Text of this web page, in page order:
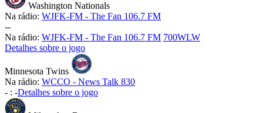
Washington Nationals
Na rádio: WJFK-FM - The Fan 106.7 FM
--
Na rádio: WJFK-FM - The Fan 106.7 FM 700WLW
Detalhes sobre o jogo
Minnesota Twins
Na rádio: WCCO - News Talk 830
- : -Detalhes sobre o jogo